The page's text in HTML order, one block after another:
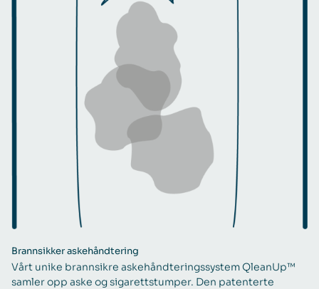
Brannsikker askehåndtering
Vårt unike brannsikre askehåndteringssystem QleanUp™
samler opp aske og sigarettstumper. Den patenterte